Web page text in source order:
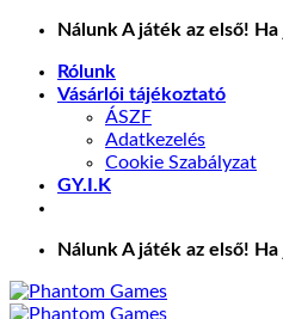
Skip
content
Nálunk A játék az első!
Rólunk
Vásárlói tájékoztató
ÁSZF
Adatkezelés
Cookie Szabályzat
GY.I.K
Nálunk A játék az első!